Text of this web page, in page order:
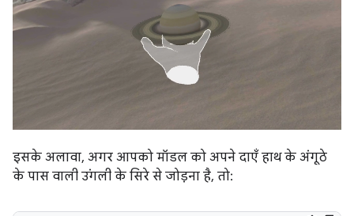
इसके अलावा, अगर आपको मॉडल को अपने दाएँ हाथ के अंगूठे
के पास वाली उंगली के सिरे से जोड़ना है, तो: